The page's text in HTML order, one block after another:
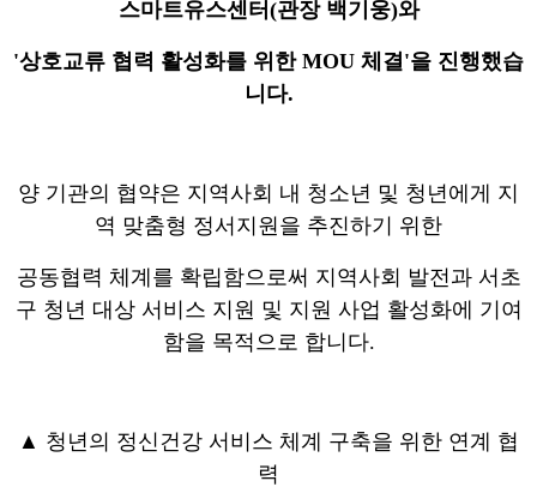
스마트유스센터(관장 백기웅)와
'상호교류 협력 활성화를 위한 MOU 체결'을 진행했습
니다.
양 기관의 협약은 지역사회 내 청소년 및 청년에게 지
역 맞춤형 정서지원을 추진하기 위한
공동협력 체계를 확립함으로써 지역사회 발전과 서초
구 청년 대상 서비스 지원 및 지원 사업 활성화에 기여
함을 목적으로 합니다.
▲ 청년의 정신건강 서비스 체계 구축을 위한 연계 협
력